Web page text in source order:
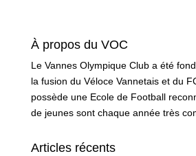
À propos du VOC
Le Vannes Olympique Club a été
la fusion du Véloce Vannetais et du
possède une Ecole de Football
de jeunes sont chaque année très
Articles récents